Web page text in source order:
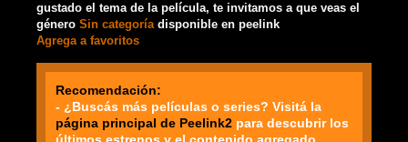
gustado el tema de la película, te invitamos a que veas el
género Sin categoríadisponible en peelink
Agrega a favoritos
Recomendación:
- ¿Buscás más películas o series? Visitá la
página principal de Peelink2 para descubrir los